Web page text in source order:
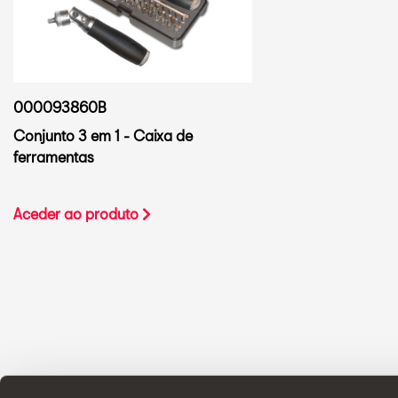
000093860B
Conjunto 3 em 1 - Caixa de
ferramentas
Aceder ao produto